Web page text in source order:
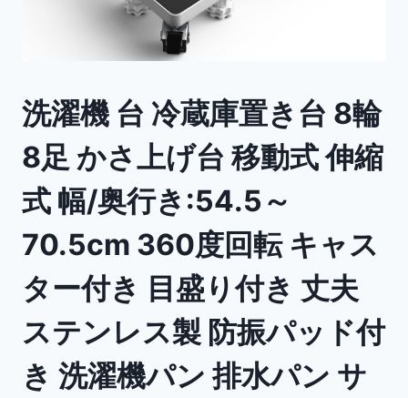
洗濯機 台 冷蔵庫置き台 8輪
8足 かさ上げ台 移動式 伸縮
式 幅/奥行き:54.5～
70.5cm 360度回転 キャス
ター付き 目盛り付き 丈夫
ステンレス製 防振パッド付
き 洗濯機パン 排水パン サ